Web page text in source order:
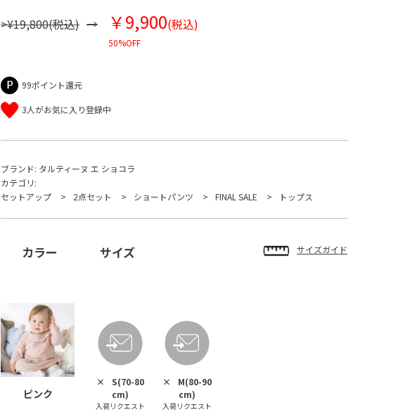
>¥19,800(税込) ￥9,900(税込)
50%OFF
99ポイント還元
3人がお気に入り登録中
ブランド: タルティーヌ エ ショコラ
カテゴリ:
セットアップ
2点セット ショートパンツ FINAL SALE トップス
カラー サイズ サイズガイド
ピンク
×
S(70-80
cm)
入荷リクエスト
×
M(80-90
cm)
入荷リクエスト